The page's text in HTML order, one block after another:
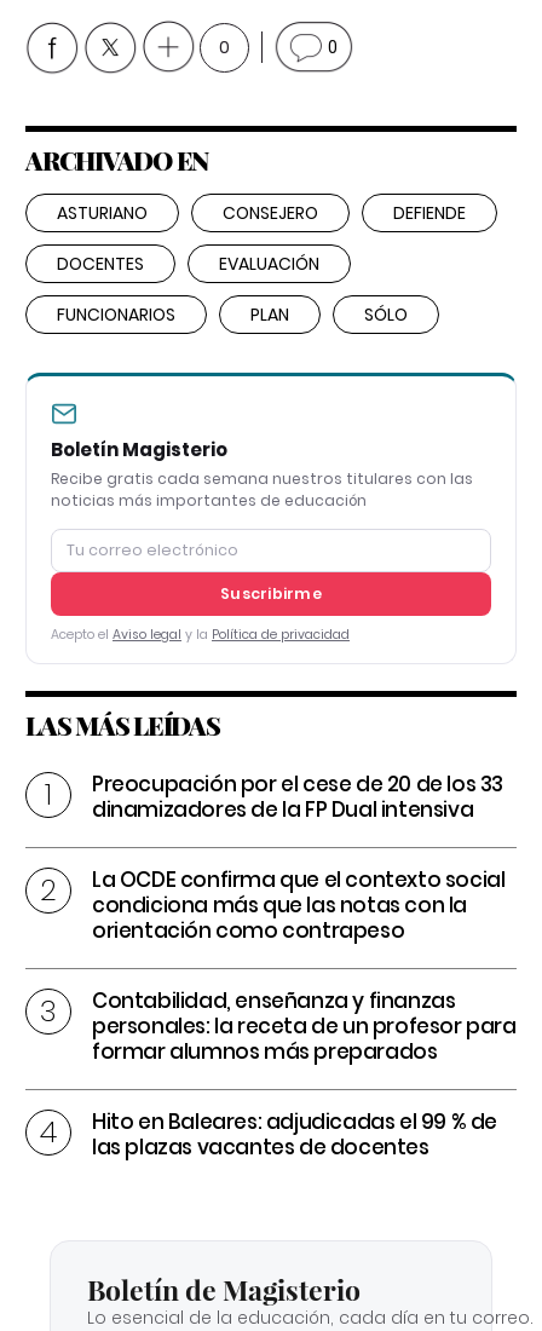
0 0
ARCHIVADO EN
ASTURIANO CONSEJERO DEFIENDE
DOCENTES EVALUACIÓN
FUNCIONARIOS PLAN SÓLO
Boletín Magisterio
Recibe gratis cada semana nuestros titulares con las
noticias más importantes de educación
Suscribirme
Acepto el Aviso legal y la Política de privacidad
LAS MÁS LEÍDAS
Preocupación por el cese de 20 de los 33
dinamizadores de la FP Dual intensiva
La OCDE confirma que el contexto social
condiciona más que las notas con la
orientación como contrapeso
Contabilidad, enseñanza y finanzas
personales: la receta de un profesor para
formar alumnos más preparados
Hito en Baleares: adjudicadas el 99 % de
las plazas vacantes de docentes
Boletín de Magisterio
Lo esencial de la educación, cada día en tu correo.